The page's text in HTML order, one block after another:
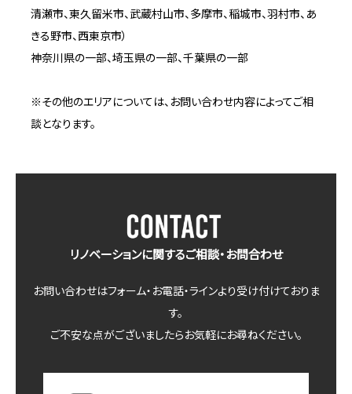
清瀬市、東久留米市、武蔵村山市、多摩市、稲城市、羽村市、あ
きる野市、西東京市）
神奈川県の一部、埼玉県の一部、千葉県の一部
※その他のエリアについては、お問い合わせ内容によってご相
談となります。
リノベーションに関するご相談・お問合わせ
お問い合わせはフォーム・お電話・ラインより受け付けておりま
す。
ご不安な点がございましたらお気軽にお尋ねください。